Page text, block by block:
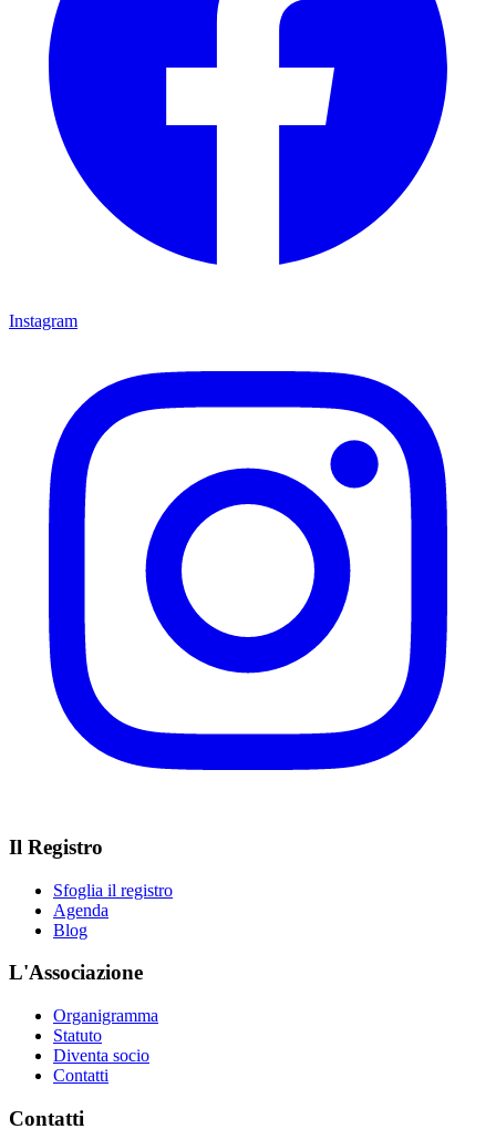
Instagram
Il Registro
Sfoglia il registro
Agenda
Blog
L'Associazione
Organigramma
Statuto
Diventa socio
Contatti
Contatti